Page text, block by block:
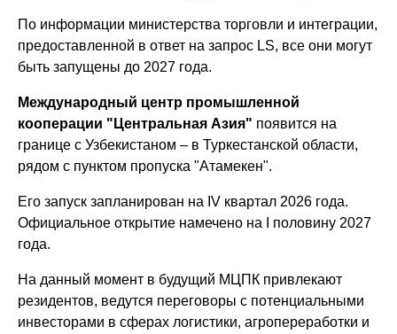
По информации министерства торговли и интеграции,
предоставленной в ответ на запрос LS, все они могут
быть запущены до 2027 года.
Международный центр промышленной
кооперации "Центральная Азия" появится на
границе с Узбекистаном – в Туркестанской области,
рядом с пунктом пропуска "Атамекен".
Его запуск запланирован на IV квартал 2026 года.
Официальное открытие намечено на I половину 2027
года.
На данный момент в будущий МЦПК привлекают
резидентов, ведутся переговоры с потенциальными
инвесторами в сферах логистики, агропереработки и